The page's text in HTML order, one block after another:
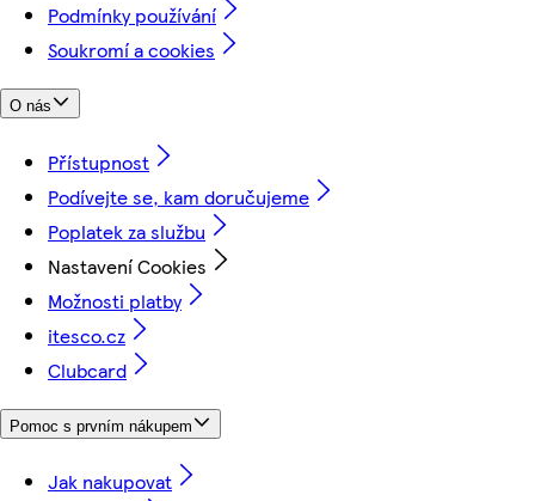
Podmínky používání
Soukromí a cookies
O nás
Přístupnost
Podívejte se, kam doručujeme
Poplatek za službu
Nastavení Cookies
Možnosti platby
itesco.cz
Clubcard
Pomoc s prvním nákupem
Jak nakupovat